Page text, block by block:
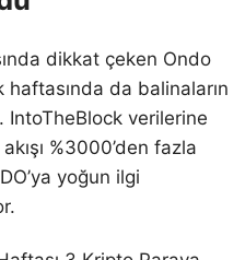
dikkat çeken Ondo
haftasında da balinaların
IntoTheBlock verilerine
%3000’den fazla
yoğun ilgi